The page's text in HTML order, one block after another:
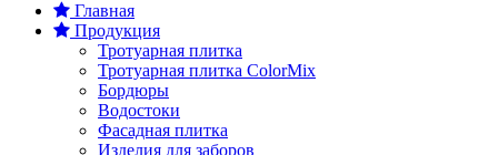
Главная
Продукция
Тротуарная плитка
Тротуарная плитка ColorMix
Бордюры
Водостоки
Фасадная плитка
Изделия для заборов